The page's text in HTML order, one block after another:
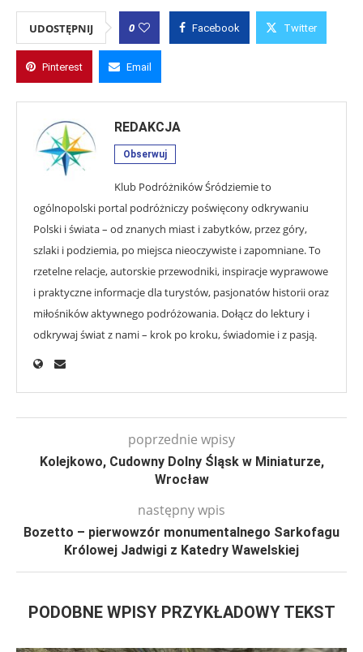
UDOSTĘPNIJ 0 Facebook Twitter
Pinterest Email
REDAKCJA
Obserwuj
Klub Podróżników Śródziemie to
ogólnopolski portal podróżniczy poświęcony odkrywaniu
Polski i świata – od znanych miast i zabytków, przez góry,
szlaki i podziemia, po miejsca nieoczywiste i zapomniane. To
rzetelne relacje, autorskie przewodniki, inspiracje wyprawowe
i praktyczne informacje dla turystów, pasjonatów historii oraz
miłośników aktywnego podróżowania. Dołącz do lektury i
odkrywaj świat z nami – krok po kroku, świadomie i z pasją.
poprzednie wpisy
Kolejkowo, Cudowny Dolny Śląsk w Miniaturze,
Wrocław
następny wpis
Bozetto – pierwowzór monumentalnego Sarkofagu
Królowej Jadwigi z Katedry Wawelskiej
PODOBNE WPISY PRZYKŁADOWY TEKST